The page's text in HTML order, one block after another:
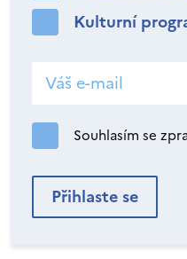
Kulturní
Souhlasím se